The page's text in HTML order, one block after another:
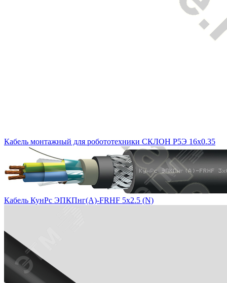
Кабель монтажный для робототехники СКЛОН Р5Э 16х0.35
Кабель КунРс ЭПКПнг(А)-FRHF 5х2.5 (N)